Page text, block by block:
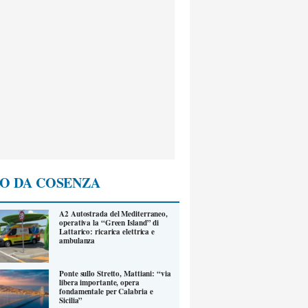
DA COSENZA
A2 Autostrada del Mediterraneo,
operativa la “Green Island” di
Lattarico: ricarica elettrica e
ambulanza
Ponte sullo Stretto, Mattiani: “via
libera importante, opera
fondamentale per Calabria e
Sicilia”